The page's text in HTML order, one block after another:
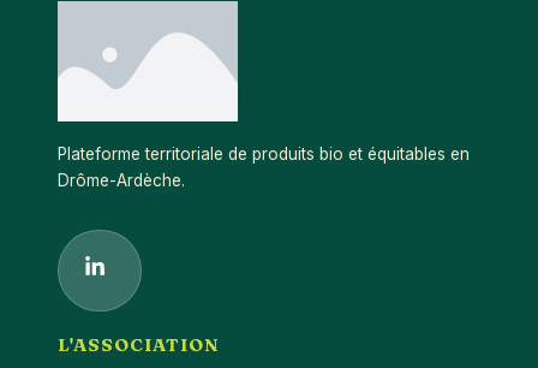
Plateforme territoriale de produits bio et équitables en
Drôme-Ardèche.
L'ASSOCIATION